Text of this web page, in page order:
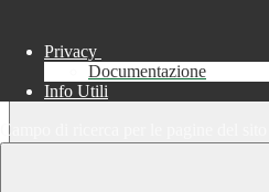
Privacy
Documentazione
Info Utili
Campo di ricerca per le pagine del sito